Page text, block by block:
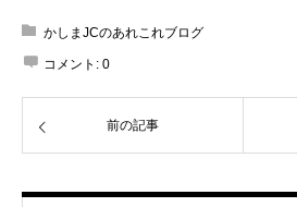
かしまJCのあれこれブログ
コメント: 0
前の記事